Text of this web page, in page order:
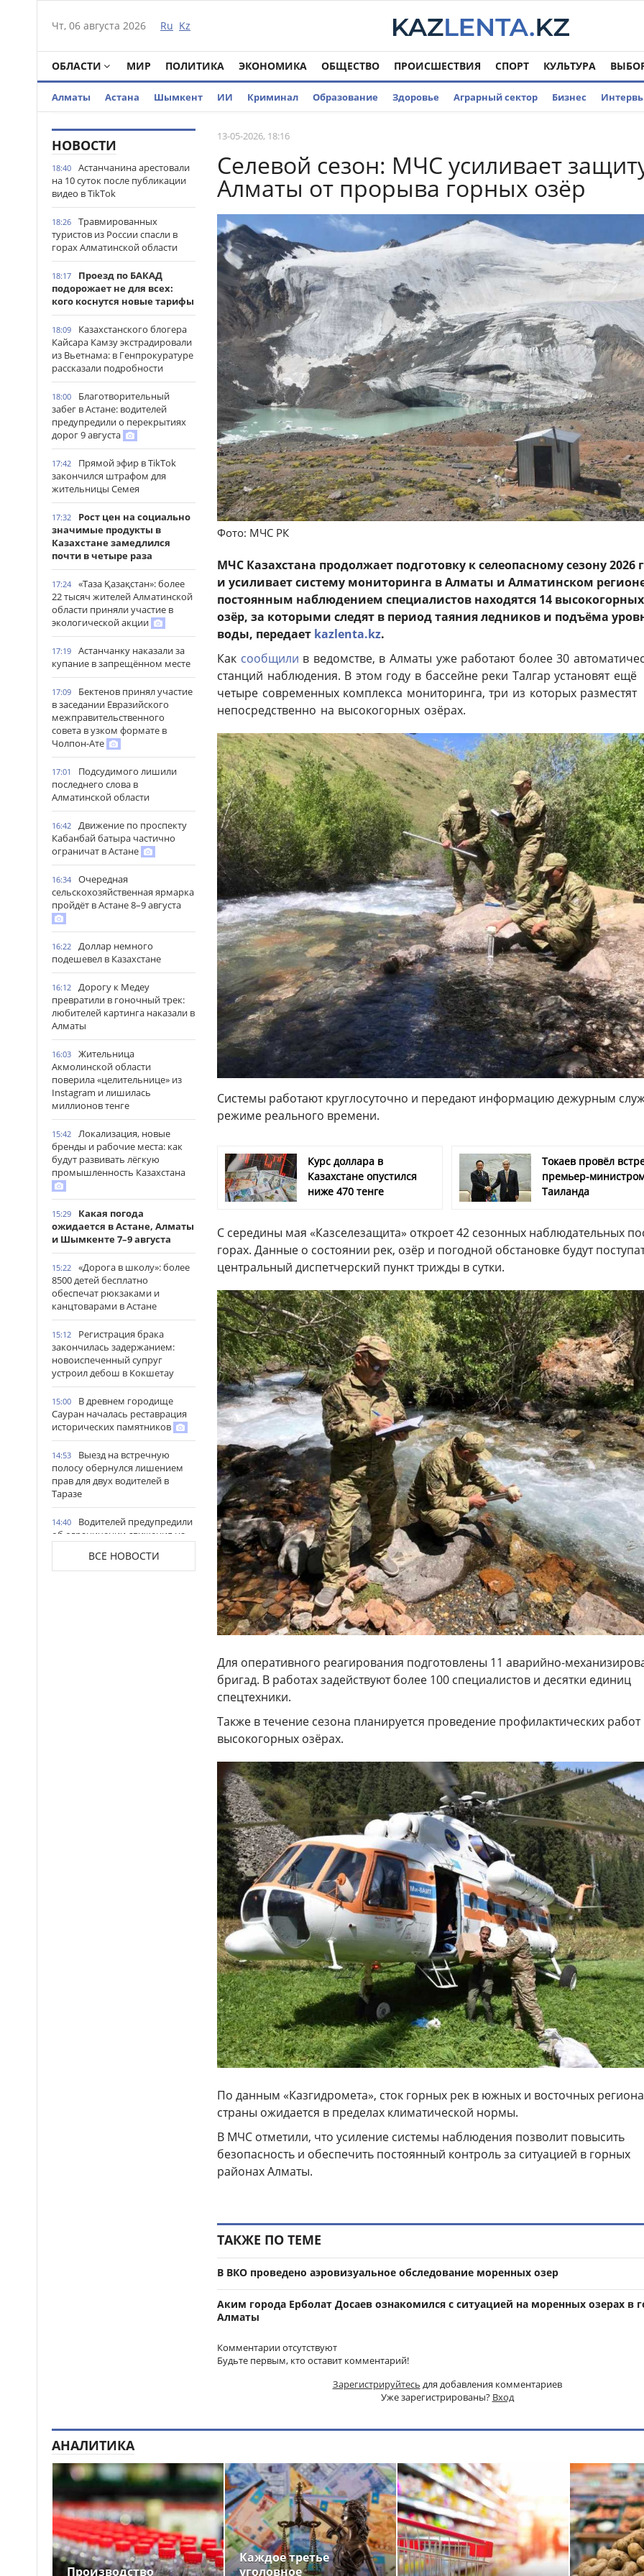
Чт, 06 августа 2026 Ru Kz
ОБЛАСТИ МИР ПОЛИТИКА ЭКОНОМИКА ОБЩЕСТВО ПРОИСШЕСТВИЯ СПОРТ КУЛЬТУРА
Алматы Астана Шымкент ИИ Криминал Образование Здоровье Аграрный сектор Бизнес
НОВОСТИ
18:40
Астанчанина арестовали
на 10 суток после публикации
видео в TikTok
18:26
Травмированных
туристов из России спасли в
горах Алматинской области
18:17
Проезд по БАКАД
подорожает не для всех:
кого коснутся новые тарифы
18:09
Казахстанского блогера
Кайсара Камзу экстрадировали
из Вьетнама: в Генпрокуратуре
рассказали подробности
18:00
Благотворительный
забег в Астане: водителей
предупредили о перекрытиях
дорог 9 августа
17:42
Прямой эфир в TikTok
закончился штрафом для
жительницы Семея
17:32
Рост цен на социально
значимые продукты в
Казахстане замедлился
почти в четыре раза
17:24
«Таза Қазақстан»: более
22 тысяч жителей Алматинской
области приняли участие в
экологической акции
17:19
Астанчанку наказали за
купание в запрещённом месте
17:09
Бектенов принял участие
в заседании Евразийского
межправительственного
совета в узком формате в
Чолпон-Ате
17:01
Подсудимого лишили
последнего слова в
Алматинской области
16:42
Движение по проспекту
Кабанбай батыра частично
ограничат в Астане
16:34
Очередная
сельскохозяйственная ярмарка
пройдёт в Астане 8–9 августа
16:22
Доллар немного
подешевел в Казахстане
16:12
Дорогу к Медеу
превратили в гоночный трек:
любителей картинга наказали в
Алматы
16:03
Жительница
Акмолинской области
поверила «целительнице» из
Instagram и лишилась
миллионов тенге
15:42
Локализация, новые
бренды и рабочие места: как
будут развивать лёгкую
промышленность Казахстана
15:29
Какая погода
ожидается в Астане, Алматы
и Шымкенте 7–9 августа
15:22
«Дорога в школу»: более
8500 детей бесплатно
обеспечат рюкзаками и
канцтоварами в Астане
15:12
Регистрация брака
закончилась задержанием:
новоиспеченный супруг
устроил дебош в Кокшетау
15:00
В древнем городище
Сауран началась реставрация
исторических памятников
14:53
Выезд на встречную
полосу обернулся лишением
прав для двух водителей в
Таразе
14:40
Водителей предупредили
об ограничении движения на
ВСЕ НОВОСТИ
13-05-2026, 18:16
Селевой сезон: МЧС усиливает
Алматы от прорыва горных озёр
Фото: МЧС РК
МЧС Казахстана продолжает подготовку к селеопасному сезону 2026
и усиливает систему мониторинга в Алматы и Алматинском
постоянным наблюдением специалистов находятся 14 высокогорных
озёр, за которыми следят в период таяния ледников и подъёма
воды, передает kazlenta.kz.
Как сообщили в ведомстве, в Алматы уже работают более 30
станций наблюдения. В этом году в бассейне реки Талгар установят ещё
четыре современных комплекса мониторинга, три из которых разместят
непосредственно на высокогорных озёрах.
Системы работают круглосуточно и передают информацию дежурным
режиме реального времени.
Курс доллара в
Казахстане опустился
ниже 470 тенге
Токаев провёл
премьер-
Таиланда
С середины мая «Казселезащита» откроет 42 сезонных наблюдательных
горах. Данные о состоянии рек, озёр и погодной обстановке будут
центральный диспетчерский пункт трижды в сутки.
Для оперативного реагирования подготовлены 11 аварийно-
бригад. В работах задействуют более 100 специалистов и десятки единиц
спецтехники.
Также в течение сезона планируется проведение профилактических работ
высокогорных озёрах.
По данным «Казгидромета», сток горных рек в южных и восточных
страны ожидается в пределах климатической нормы.
В МЧС отметили, что усиление системы наблюдения позволит повысить
безопасность и обеспечить постоянный контроль за ситуацией в горных
районах Алматы.
ТАКЖЕ ПО ТЕМЕ
В ВКО проведено аэровизуальное обследование моренных озер
Аким города Ерболат Досаев ознакомился с ситуацией на моренных озерах в
Алматы
Комментарии отсутствуют
Будьте первым, кто оставит комментарий!
Зарегистрируйтесь для добавления комментариев
Уже зарегистрированы? Вход
АНАЛИТИКА
Производство
Каждое третье
уголовное